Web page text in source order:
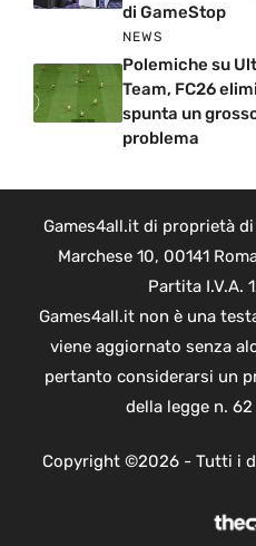
di GameStop
NEWS
Polemiche su
Team, FC26
spunta un
problema
Games4all.it di proprietà di
Marchese 10, 00141
Partita I.V.A.
Games4all.it non è una
viene aggiornato senza
pertanto considerarsi un
della legge n.
Copyright ©2026 - Tutti i